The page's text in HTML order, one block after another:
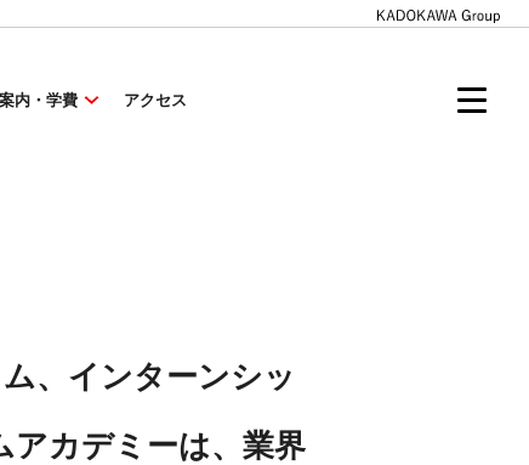
内・学費 アクセス
、インターンシッ
アカデミーは、業界